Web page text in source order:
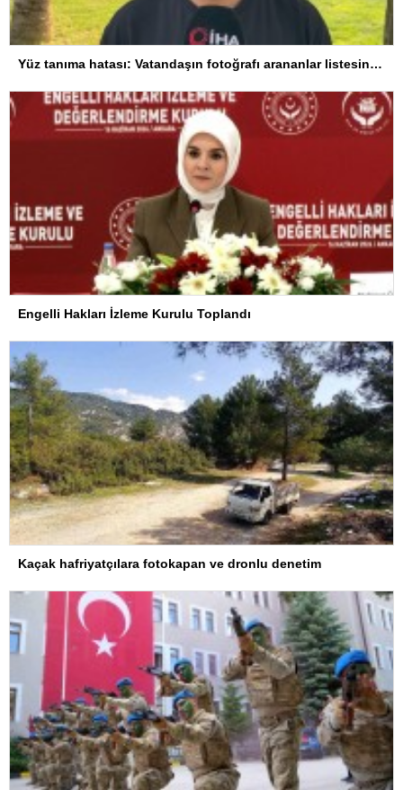
Yüz tanıma hatası: Vatandaşın fotoğrafı arananlar listesine eklendi
Engelli Hakları İzleme Kurulu Toplandı
Kaçak hafriyatçılara fotokapan ve dronlu denetim